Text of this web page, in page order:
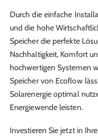
Durch die einfache
und die hohe
Speicher die perfekte
Nachhaltigkeit, Komfort
hochwertigen Systemen
Speicher von Ecoflow
Solarenergie optimal
Energiewende leisten.
Investieren Sie jetzt in